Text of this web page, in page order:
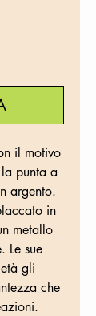
il motivo
punta a
argento.
in
metallo
Le sue
gli
che